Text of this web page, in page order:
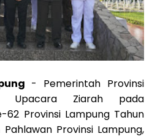
- Pemerintah Provinsi
Upacara Ziarah pada
Provinsi Lampung Tahun
Provinsi Lampung,